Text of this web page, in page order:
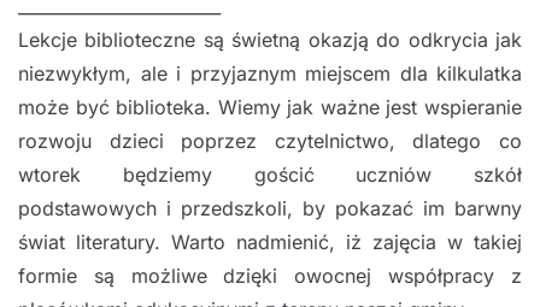
Lekcje biblioteczne są świetną okazją do odkrycia jak
niezwykłym, ale i przyjaznym miejscem dla kilkulatka
może być biblioteka. Wiemy jak ważne jest wspieranie
rozwoju dzieci poprzez czytelnictwo, dlatego co
wtorek będziemy gościć uczniów szkół
podstawowych i przedszkoli, by pokazać im barwny
świat literatury. Warto nadmienić, iż zajęcia w takiej
formie są możliwe dzięki owocnej współpracy z